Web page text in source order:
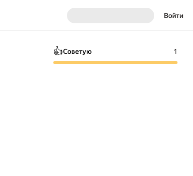
Войти
👍Советую 1